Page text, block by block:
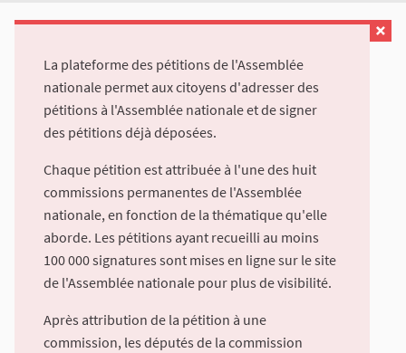
La plateforme des pétitions de l'Assemblée
nationale permet aux citoyens d'adresser des
pétitions à l'Assemblée nationale et de signer
des pétitions déjà déposées.
Chaque pétition est attribuée à l'une des huit
commissions permanentes de l'Assemblée
nationale, en fonction de la thématique qu'elle
aborde. Les pétitions ayant recueilli au moins
100 000 signatures sont mises en ligne sur le site
de l'Assemblée nationale pour plus de visibilité.
Après attribution de la pétition à une
commission, les députés de la commission